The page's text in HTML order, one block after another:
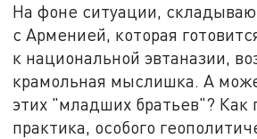
На фоне ситуации,
с Арменией, которая
к национальной эвтаназии,
крамольная мыслишка. А
этих "младших братьев"? Как
практика, особого